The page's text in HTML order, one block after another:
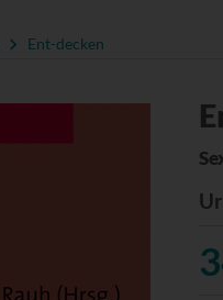
Ent-decken